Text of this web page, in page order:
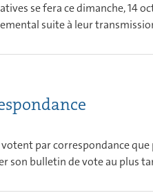
se fera ce dimanche, 14
suite à leur
par correspondance
son bulletin de vote au plus